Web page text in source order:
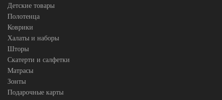
Детские товары
Полотенца
Коврики
Халаты и наборы
Шторы
Скатерти и салфетки
Матрасы
Зонты
Подарочные карты